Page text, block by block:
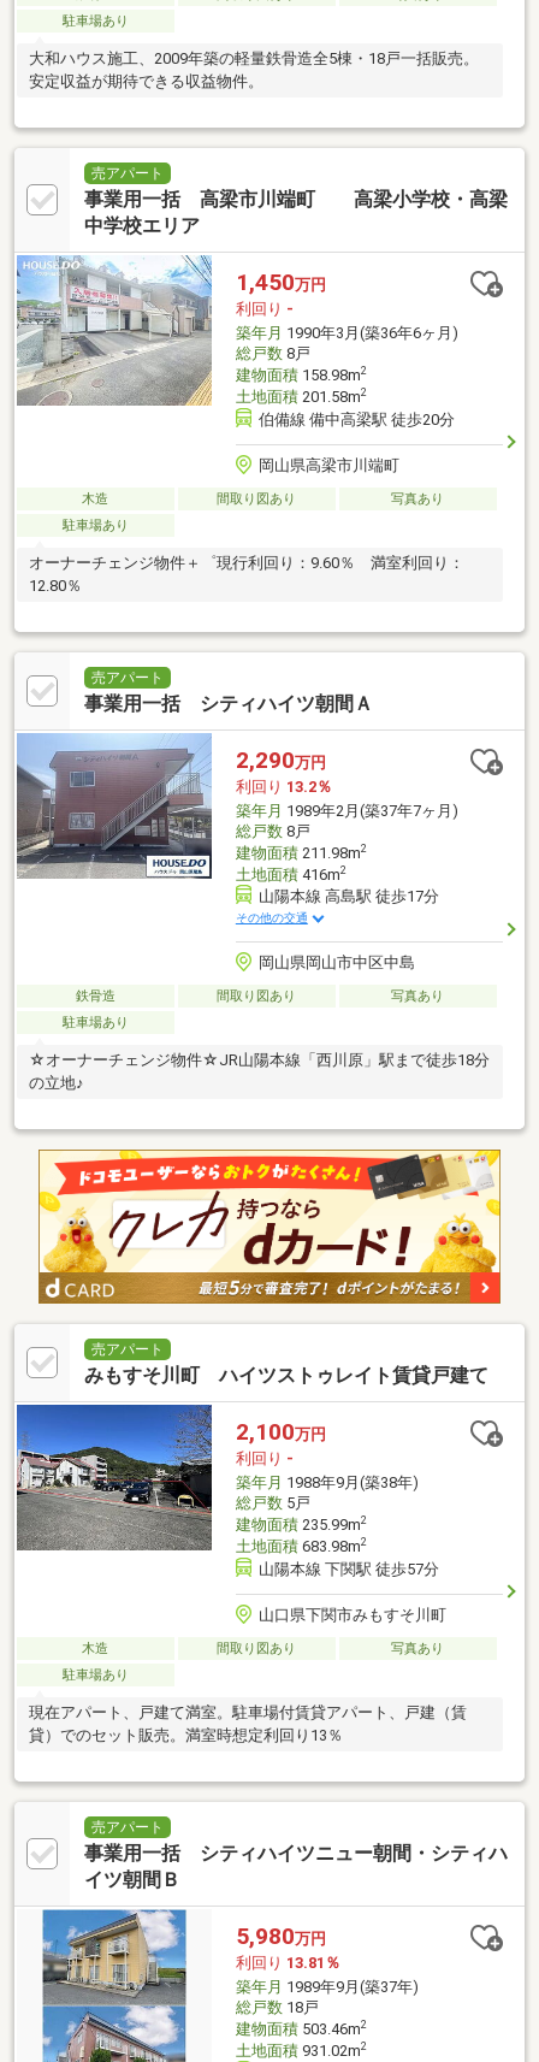
駐車場あり
大和ハウス施工、2009年築の軽量鉄骨造全5棟・18戸一括販売。
安定収益が期待できる収益物件。
売アパート
事業用一括 高梁市川端町 高梁小学校・高梁
中学校エリア
1,450万円
利回り -
築年月 1990年3月(築36年6ヶ月)
総戸数8戸
建物面積158.98m2
土地面積201.58m2
伯備線 備中高梁駅 徒歩20分
岡山県高梁市川端町
木造 間取り図あり
写真あり
駐車場あり
オーナーチェンジ物件＋゜現行利回り：9.60％ 満室利回り：
12.80％
売アパート
事業用一括 シティハイツ朝間Ａ
2,290万円
利回り 13.2％
築年月 1989年2月(築37年7ヶ月)
総戸数8戸
建物面積211.98m2
土地面積416m2
山陽本線 高島駅 徒歩17分
その他の交通
岡山県岡山市中区中島
鉄骨造 間取り図あり
写真あり
駐車場あり
☆オーナーチェンジ物件☆JR山陽本線「西川原」駅まで徒歩18分
の立地♪
売アパート
みもすそ川町 ハイツストゥレイト賃貸戸建て
2,100万円
利回り -
築年月 1988年9月(築38年)
総戸数5戸
建物面積235.99m2
土地面積683.98m2
山陽本線 下関駅 徒歩57分
山口県下関市みもすそ川町
木造 間取り図あり
写真あり
駐車場あり
現在アパート、戸建て満室。駐車場付賃貸アパート、戸建（賃
貸）でのセット販売。満室時想定利回り13％
売アパート
事業用一括 シティハイツニュー朝間・シティハ
イツ朝間Ｂ
5,980万円
利回り 13.81％
築年月 1989年9月(築37年)
総戸数18戸
建物面積503.46m2
土地面積931.02m2